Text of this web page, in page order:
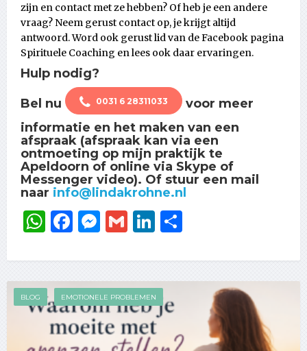
zijn en contact met ze hebben? Of heb je een andere
vraag? Neem gerust contact op, je krijgt altijd
antwoord. Word ook gerust lid van de Facebook pagina
Spirituele Coaching en lees ook daar ervaringen.
Hulp nodig?
Bel nu
0031 6 28311033
voor meer
informatie en het maken van een
afspraak (afspraak kan via een
ontmoeting op mijn praktijk te
Apeldoorn of online via Skype of
Messenger video). Of stuur een mail
naar info@lindakrohne.nl
WhatsApp
Facebook
Messenger
GmailLinkedIn
BLOG EMOTIONELE PROBLEMEN